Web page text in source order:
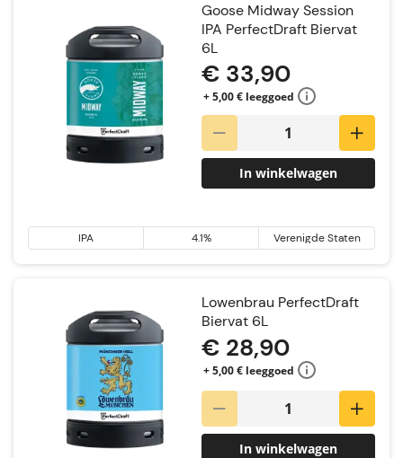
Goose Midway Session
IPA PerfectDraft Biervat
6L
€ 33,90
+ 5,00 € leeggoed
In winkelwagen
IPA 4.1% Verenigde Staten
Lowenbrau PerfectDraft
Biervat 6L
€ 28,90
+ 5,00 € leeggoed
In winkelwagen